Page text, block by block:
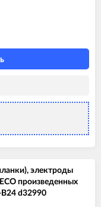
электроды
произведенных
B24 d32990